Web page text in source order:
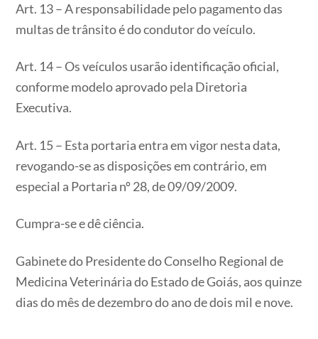
Art. 13 – A responsabilidade pelo pagamento das
multas de trânsito é do condutor do veículo.
Art. 14 – Os veículos usarão identificação oficial,
conforme modelo aprovado pela Diretoria
Executiva.
Art. 15 – Esta portaria entra em vigor nesta data,
revogando-se as disposições em contrário, em
especial a Portaria nº 28, de 09/09/2009.
Cumpra-se e dê ciência.
Gabinete do Presidente do Conselho Regional de
Medicina Veterinária do Estado de Goiás, aos quinze
dias do mês de dezembro do ano de dois mil e nove.